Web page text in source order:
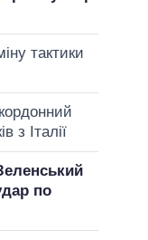
тактики
з Італії
по